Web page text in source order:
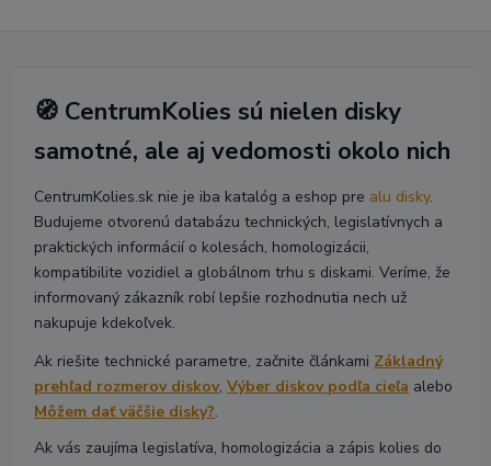
🧭 CentrumKolies sú nielen disky
samotné, ale aj vedomosti okolo nich
CentrumKolies.sk nie je iba katalóg a eshop pre alu disky.
Budujeme otvorenú databázu technických, legislatívnych a
praktických informácií o kolesách, homologizácii,
kompatibilite vozidiel a globálnom trhu s diskami. Veríme, že
informovaný zákazník robí lepšie rozhodnutia nech už
nakupuje kdekoľvek.
Ak riešite technické parametre, začnite článkami Základný
prehľad rozmerov diskov,Výber diskov podľa cieľa alebo
Môžem dať väčšie disky?.
Ak vás zaujíma legislatíva, homologizácia a zápis kolies do